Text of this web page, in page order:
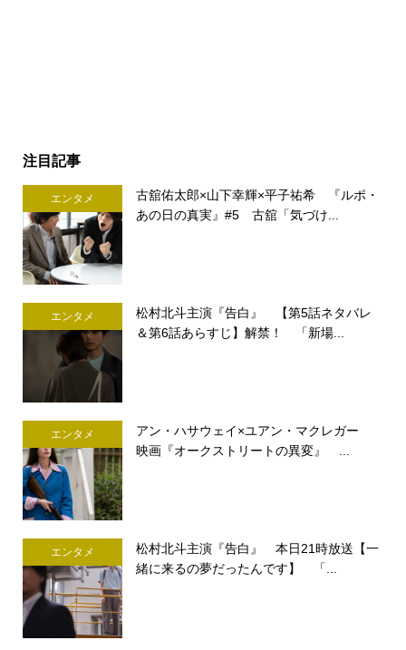
注目記事
エンタメ
古舘佑太郎×山下幸輝×平子祐希 『ルポ・
あの日の真実』#5 古舘「気づけ...
エンタメ
松村北斗主演『告白』 【第5話ネタバレ
＆第6話あらすじ】解禁！ 「新場...
エンタメ
アン・ハサウェイ×ユアン・マクレガー
映画『オークストリートの異変』 ...
エンタメ
松村北斗主演『告白』 本日21時放送【一
緒に来るの夢だったんです】 「...